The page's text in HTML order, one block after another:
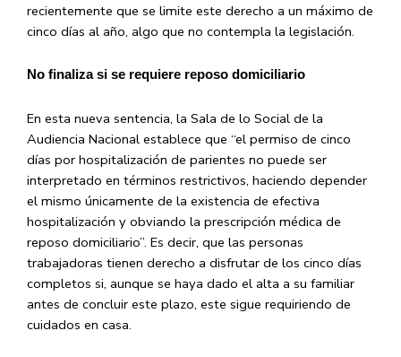
recientemente que se limite este derecho a un máximo de
cinco días al año, algo que no contempla la legislación.
No finaliza si se requiere reposo domiciliario
En esta nueva sentencia, la Sala de lo Social de la
Audiencia Nacional establece que “el permiso de cinco
días por hospitalización de parientes no puede ser
interpretado en términos restrictivos, haciendo depender
el mismo únicamente de la existencia de efectiva
hospitalización y obviando la prescripción médica de
reposo domiciliario”. Es decir, que las personas
trabajadoras tienen derecho a disfrutar de los cinco días
completos si, aunque se haya dado el alta a su familiar
antes de concluir este plazo, este sigue requiriendo de
cuidados en casa.